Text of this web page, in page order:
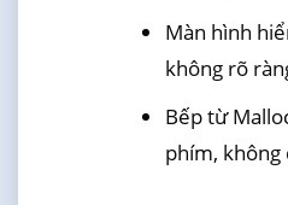
Màn hình
không rõ
Bếp từ
phím,